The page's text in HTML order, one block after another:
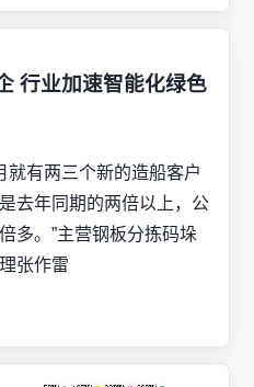
行业加速智能化绿色
就有两三个新的造船客户
去年同期的两倍以上，公
多。”主营钢板分拣码垛
张作雷